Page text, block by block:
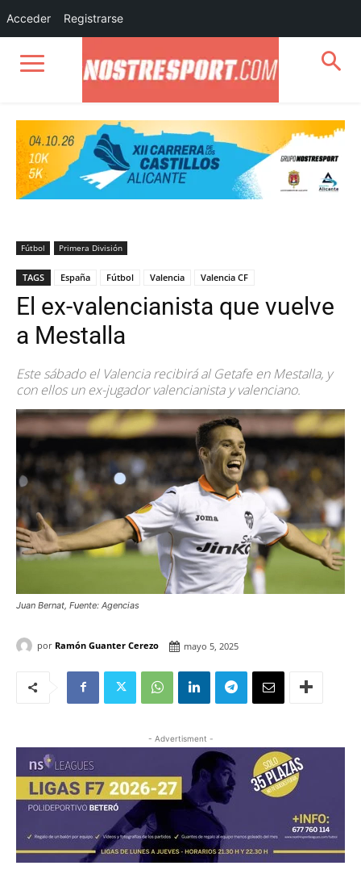
Fútbol Primera División
TAGS España Fútbol Valencia Valencia CF
El ex-valencianista que vuelve
a Mestalla
Este sábado el Valencia recibirá al Getafe en Mestalla, y
con ellos un ex-jugador valencianista y valenciano.
Juan Bernat, Fuente: Agencias
por Ramón Guanter Cerezo mayo 5, 2025
- Advertisment -
Acceder Registrarse